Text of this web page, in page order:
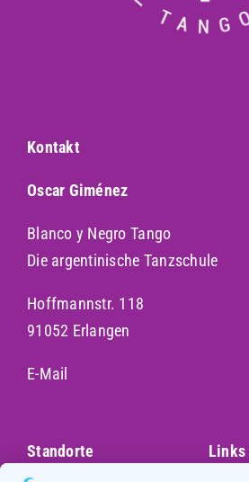
Kontakt
Oscar Giménez
Blanco y Negro Tango
Die argentinische Tanzschule
Hoffmannstr. 118
91052 Erlangen
E-Mail
Standorte Links